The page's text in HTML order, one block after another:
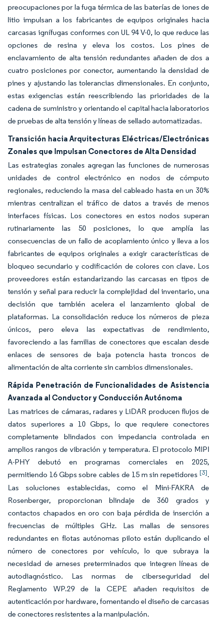
preocupaciones por la fuga térmica de las baterías de iones de
litio impulsan a los fabricantes de equipos originales hacia
carcasas ignífugas conformes con UL 94 V-0, lo que reduce las
opciones de resina y eleva los costos. Los pines de
enclavamiento de alta tensión redundantes añaden de dos a
cuatro posiciones por conector, aumentando la densidad de
pines y ajustando las tolerancias dimensionales. En conjunto,
estas exigencias están reescribiendo las prioridades de la
cadena de suministro y orientando el capital hacia laboratorios
de pruebas de alta tensión y líneas de sellado automatizadas.
Transición hacia Arquitecturas Eléctricas/Electrónicas
Zonales que Impulsan Conectores de Alta Densidad
Las estrategias zonales agregan las funciones de numerosas
unidades de control electrónico en nodos de cómputo
regionales, reduciendo la masa del cableado hasta en un 30%
mientras centralizan el tráfico de datos a través de menos
interfaces físicas. Los conectores en estos nodos superan
rutinariamente las 50 posiciones, lo que amplía las
consecuencias de un fallo de acoplamiento único y lleva a los
fabricantes de equipos originales a exigir características de
bloqueo secundario y codificación de colores con clave. Los
proveedores están estandarizando las carcasas en tipos de
tensión y señal para reducir la complejidad del inventario, una
decisión que también acelera el lanzamiento global de
plataformas. La consolidación reduce los números de pieza
únicos, pero eleva las expectativas de rendimiento,
favoreciendo a las familias de conectores que escalan desde
enlaces de sensores de baja potencia hasta troncos de
alimentación de alta corriente sin cambios dimensionales.
Rápida Penetración de Funcionalidades de Asistencia
Avanzada al Conductor y Conducción Autónoma
Las matrices de cámaras, radares y LiDAR producen flujos de
datos superiores a 10 Gbps, lo que requiere conectores
completamente blindados con impedancia controlada en
amplios rangos de vibración y temperatura. El protocolo MIPI
A-PHY debutó en programas comerciales en 2025,
permitiendo 16 Gbps sobre cables de 15 m sin repetidores [3].
Las soluciones establecidas, como el Mini-FAKRA de
Rosenberger, proporcionan blindaje de 360 grados y
contactos chapados en oro con baja pérdida de inserción a
frecuencias de múltiples GHz. Las mallas de sensores
redundantes en flotas autónomas piloto están duplicando el
número de conectores por vehículo, lo que subraya la
necesidad de arneses preterminados que integren líneas de
autodiagnóstico. Las normas de ciberseguridad del
Reglamento WP.29 de la CEPE añaden requisitos de
autenticación por hardware, fomentando el diseño de carcasas
de conectores resistentes a la manipulación.